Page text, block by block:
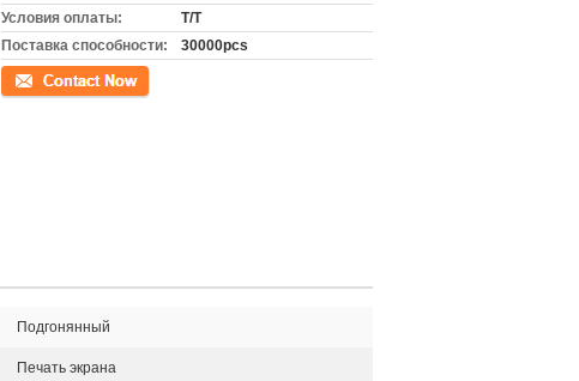
Условия оплаты:
T/T
Поставка способности:
30000pcs
контакт
Подгонянный
Печать экрана